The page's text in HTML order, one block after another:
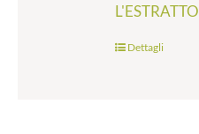
L'ESTRATTO
Dettagli